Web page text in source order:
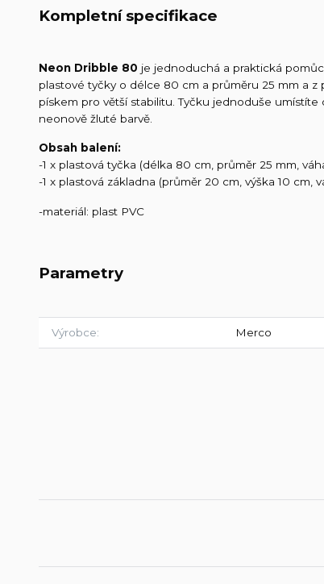
Kompletní specifikace
Neon Dribble 80 je jednoduchá a praktická
plastové tyčky o délce 80 cm a průměru 25 mm a
pískem pro větší stabilitu. Tyčku jednoduše
neonově žluté barvě.
Obsah balení:
-1 x plastová tyčka (délka 80 cm, průměr 25 mm,
-1 x plastová základna (průměr 20 cm, výška 10 cm,
-materiál: plast PVC
Parametry
Výrobce Merco